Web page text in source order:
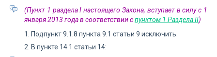
(Пункт 1 раздела I настоящего Закона, вступает в силу с 1
января 2013 года в соответствии спунктом 1 Раздела II)
1. Подпункт 9.1.8 пункта 9.1 статьи 9 исключить.
2. В пункте 14.1 статьи 14: